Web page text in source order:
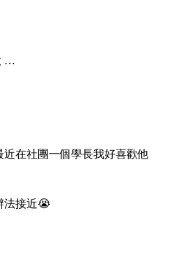
…
在社團一個學長我好喜歡他
法接近😭